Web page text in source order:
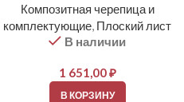
Композитная черепица и
комплектующие, Плоский лист
В наличии
1 651,00₽
В КОРЗИНУ